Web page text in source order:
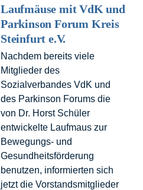
Laufmäuse mit VdK und
Parkinson Forum Kreis
Steinfurt e.V.
Nachdem bereits viele
Mitglieder des
Sozialverbandes VdK und
des Parkinson Forums die
von Dr. Horst Schüler
entwickelte Laufmaus zur
Bewegungs- und
Gesundheitsförderung
benutzen, informierten sich
jetzt die Vorstandsmitglieder